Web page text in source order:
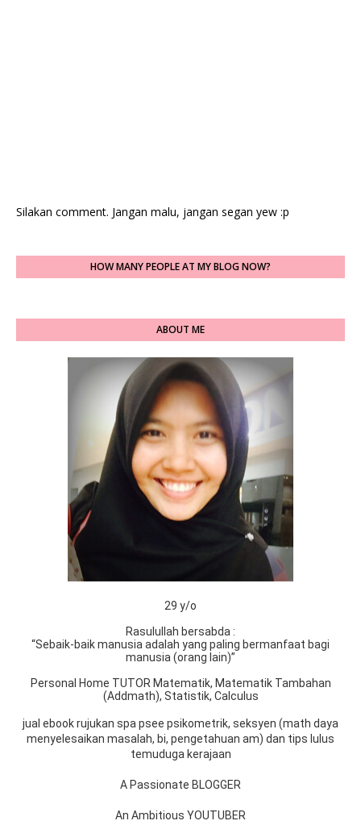
Silakan comment. Jangan malu, jangan segan yew :p
HOW MANY PEOPLE AT MY BLOG NOW?
ABOUT ME
29 y/o
Rasulullah bersabda :
“Sebaik-baik manusia adalah yang paling bermanfaat bagi
manusia (orang lain)”
Personal Home TUTOR Matematik, Matematik Tambahan
(Addmath), Statistik, Calculus
jual ebook rujukan spa psee psikometrik, seksyen (math daya
menyelesaikan masalah, bi, pengetahuan am) dan tips lulus
temuduga kerajaan
A Passionate BLOGGER
An Ambitious YOUTUBER